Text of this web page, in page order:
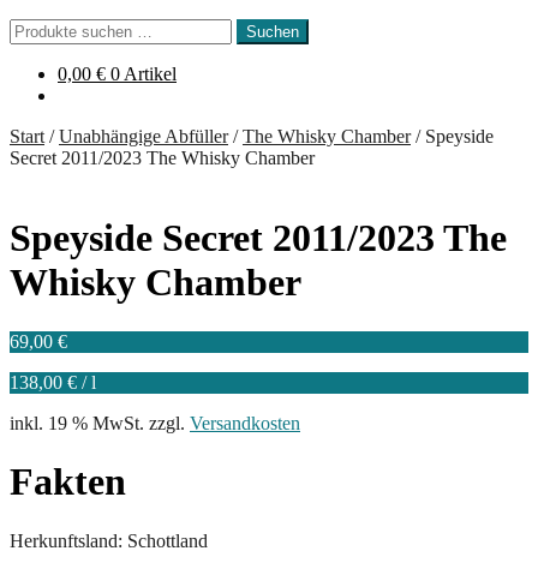
Suchen
nach:
Suchen
0,00 € 0 Artikel
Start /Unabhängige Abfüller/The Whisky Chamber/ Speyside
Secret 2011/2023 The Whisky Chamber
Speyside Secret 2011/2023 The
Whisky Chamber
69,00 €
138,00 € /l
inkl. 19 % MwSt. zzgl. Versandkosten
Fakten
Herkunftsland: Schottland